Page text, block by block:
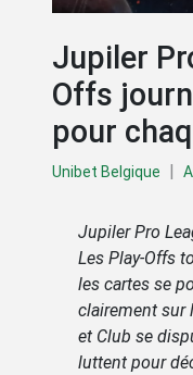
Jupiler
Offs
pour
Unibet Belgique |
Jupiler Pro
Les Play-Offs
les cartes se
clairement sur
et Club se
luttent pour